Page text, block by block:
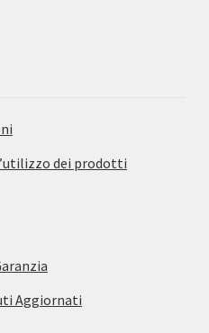
dei prodotti
Aggiornati